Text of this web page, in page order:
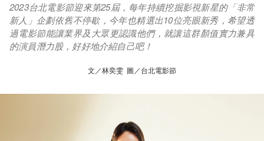
2023台北電影節迎來第25屆，每年持續挖掘影視新星的「非常
新人」企劃依舊不停歇，今年也精選出10位亮眼新秀，希望透
過電影節能讓業界及大眾更認識他們，就讓這群顏值實力兼具
的演員潛力股，好好地介紹自己吧！
文／林奕雯 圖／台北電影節